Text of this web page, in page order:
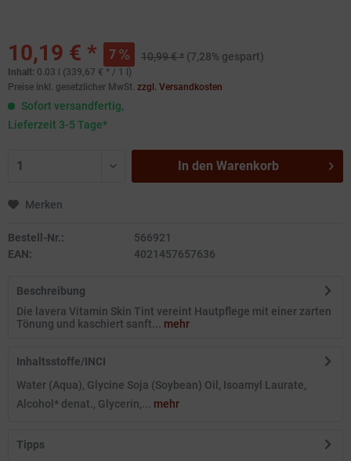
10,19 € * 7 10,99 € * (7,28% gespart)
Inhalt: 0.03 l (339,67 € * / 1 l)
Preise inkl. gesetzlicher MwSt. zzgl. Versandkosten
Sofort versandfertig,
Lieferzeit 3-5 Tage*
In den Warenkorb
Merken
Bestell-Nr.:
566921
EAN:
4021457657636
Beschreibung
Die lavera Vitamin Skin Tint vereint Hautpflege mit einer zarten
Tönung und kaschiert sanft... mehr
Inhaltsstoffe/INCI
Water (Aqua), Glycine Soja (Soybean) Oil, Isoamyl Laurate,
Alcohol* denat., Glycerin,... mehr
Tipps